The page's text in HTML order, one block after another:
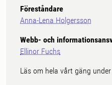
Föreståndare
Anna-Lena Holgersson
Webb- och
Ellinor Fuchs
Läs om hela vårt gäng